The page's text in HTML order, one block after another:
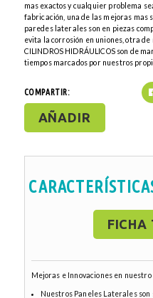
mas exactos y cualquier problema
fabricación, una de las mejoras mas
paredes laterales son en piezas
evita la corrosión en uniones, otra
CILINDROS HIDRÁULICOS son de
tiempos marcados por nuestros
COMPARTIR:
AÑADIR
FICHA
Mejoras e Innovaciones en
Nuestros Paneles Laterales